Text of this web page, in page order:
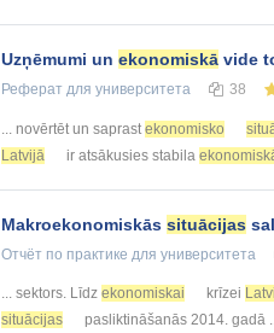
Uzņēmumi un ekonomiskā vide
Реферат для университета 38
... novērtēt un saprast ekonomisko
Latvijā
ir atsākusies stabila
Makroekonomiskās situācijas
Отчёт по практике для университета
... sektors. Līdz ekonomiskai krīzei
situācijas
pasliktināšanās 2014. gadā